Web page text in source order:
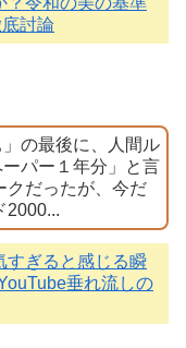
討論
の最後に、人間ル
パー１年分」と言
クだったが、今だ
2000...
すぎると感じる瞬
垂れ流しの